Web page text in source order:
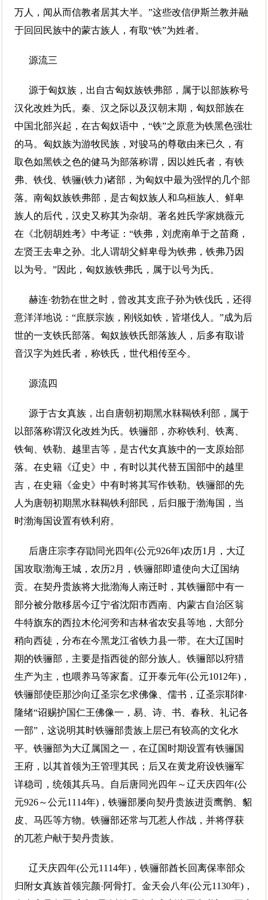
万人，闻从而信教者居其大半。”这些改信伊斯兰教并融
于回回民族中的蒙古族人，有取“铁”为姓者。
源流三
源于匈奴族，出自古匈奴族铁弗部，属于以部族称号
汉化改姓为氏。秦、汉之际以及汉朝末期，匈奴部族在
中国北部兴起，在古匈奴语中，“铁”之原意为铁黑色强壮
的马。匈奴族为游牧民族，对骏马的尊敬由来已久，有
取色如黑铁之色的健马为部落称谓，因以姓氏者，有铁
弗、铁伐、铁骊(铁力)诸部，为匈奴中最为强悍的几个部
落。南匈奴族铁弗部，是古匈奴族人和乌桓族人、鲜卑
族人的后代，汉史又称其为杂胡。著名姓氏学家姚薇元
在《北朝胡姓考》中考证：“铁弗，刘虎南单于之苗裔，
左贤王去卑之孙。北人谓胡父鲜卑母为铁弗，铁弗乃因
以为号。”因此，匈奴族铁弗氏，属于以号为氏。
赫连·勃勃在世之时，曾改其支庶子孙为铁伐氏，还得
意洋洋地说：“庶朕宗族，刚锐如铁，皆堪伐人。”成为后
世的一支铁氏部落。匈奴族铁氏部落族人，后多有取谐
音汉字为姓氏者，称铁氏，世代相传至今。
源流四
源于古女真族，出自唐朝初期黑水靺鞨铁利部，属于
以部落称谓汉化改姓为氏。铁骊部，亦称铁利、铁离、
铁甸、铁勒、越里吉等，是古代女真族中的一支原始部
落。在史籍《辽史》中，有时以其代替五国部中的越里
吉，在史籍《金史》中有时将其写作铁勒。铁骊部的先
人为唐朝初期黑水靺鞨铁利部民，后归服于渤海国，当
时渤海国设置有铁利府。
后唐庄宗李存勖同光四年(公元926年)农历1月，大辽
国攻取渤海王城，农历2月，铁骊部即遣使向大辽国纳
贡。在契丹贵族将大批渤海人南迁时，其铁骊部中有一
部分被分散移居今辽宁省沈阳市西南、内蒙古自治区翁
牛特旗东的西拉木伦河旁和吉林省农安县等地，大部分
稍向西徒，分布在今黑龙江省铁力县一带。在大辽国时
期的铁骊部，主要是指西徙的部分族人。铁骊部以狩猎
生产为主，也喂养马等家畜。辽开泰元年(公元1012年)，
铁骊部使臣那沙向辽圣宗乞求佛像、儒书，辽圣宗耶律·
隆绪“诏赐护国仁王佛像一，易、诗、书、春秋、礼记各
一部”，这说明其时铁骊部贵族上层已有较高的文化水
平。铁骊部为大辽属国之一，在辽国时期设置有铁骊国
王府，以其首领为王管理其民；后又在黄龙府设铁骊军
详稳司，统领其兵马。自后唐同光四年～辽天庆四年(公
元926～公元1114年)，铁骊部屡向契丹贵族进贡鹰鹘、貂
皮、马匹等方物。铁骊部还常与兀惹人作战，并将俘获
的兀惹户献于契丹贵族。
辽天庆四年(公元1114年)，铁骊部酋长回离保率部众
归附女真族首领完颜·阿骨打。金天会八年(公元1130年)，